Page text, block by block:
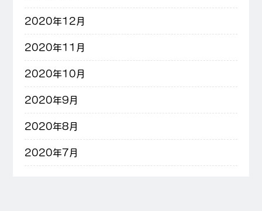
2020年12月
2020年11月
2020年10月
2020年9月
2020年8月
2020年7月